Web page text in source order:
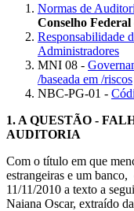
Normas de
Conselho
Responsabilidade
Administradores
MNI 08 -
/baseada em /riscos
NBC-PG-01 -
1. A QUESTÃO -
AUDITORIA
Com o título em que
estrangeiras e um
11/11/2010 a texto a
Naiana Oscar, extraído